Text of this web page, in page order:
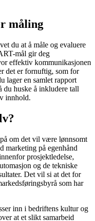
måling
du at å måle og evaluere
mål gir deg
effektiv kommunikasjonen
det er fornuftig, som for
lager en samlet rapport
du huske å inkludere tall
innhold.
om det vil være lønnsomt
marketing på egenhånd
prosjektledelse,
og de tekniske
Det vil si at det for
som har
inn i bedriftens kultur og
at et slikt samarbeid